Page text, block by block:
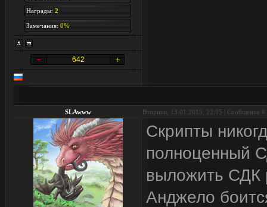
Награды:2
Замечания:0%
642
SLAwww Вторник, 13.01.2015, 22:05 | Сообщение #
Скрипты
полноценный
выложить СДК
Анджело